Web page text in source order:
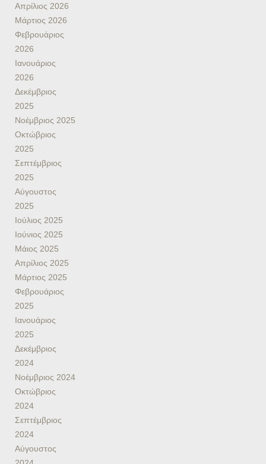
Απρίλιος 2026
Μάρτιος 2026
Φεβρουάριος
2026
Ιανουάριος
2026
Δεκέμβριος
2025
Νοέμβριος 2025
Οκτώβριος
2025
Σεπτέμβριος
2025
Αύγουστος
2025
Ιούλιος 2025
Ιούνιος 2025
Μάιος 2025
Απρίλιος 2025
Μάρτιος 2025
Φεβρουάριος
2025
Ιανουάριος
2025
Δεκέμβριος
2024
Νοέμβριος 2024
Οκτώβριος
2024
Σεπτέμβριος
2024
Αύγουστος